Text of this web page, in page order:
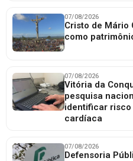
07/08/2026
Cristo de Mário
como
07/08/2026
Vitória da
pesquisa
identificar
cardíaca
07/08/2026
Defensoria